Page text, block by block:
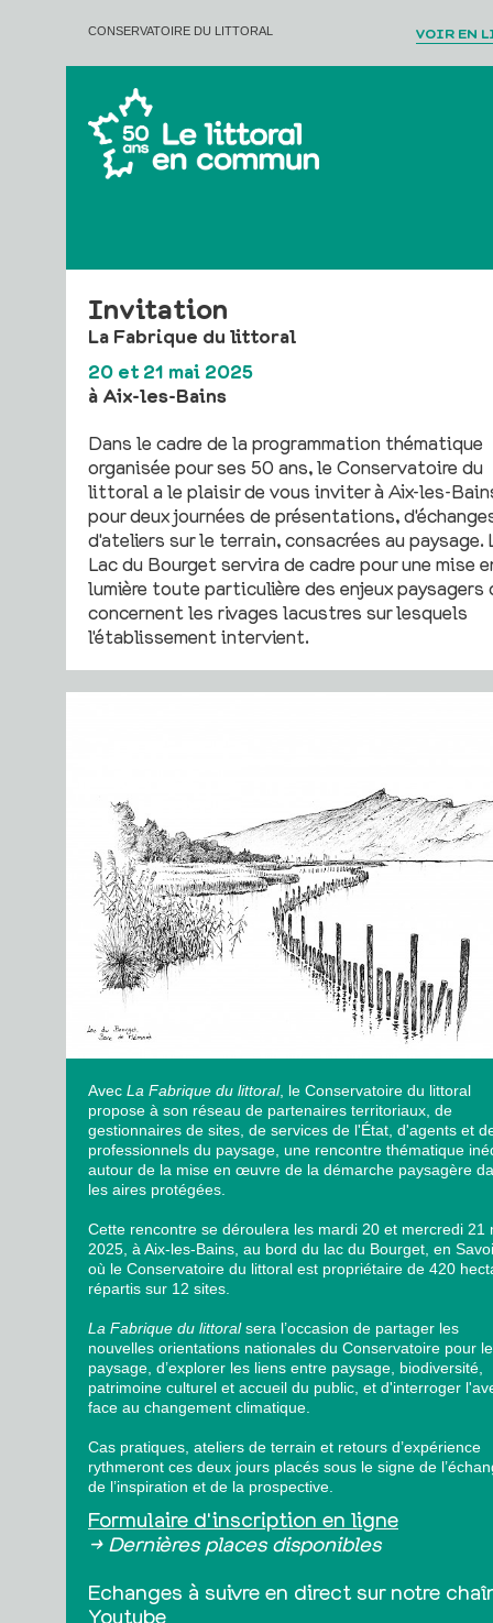
CONSERVATOIRE DU LITTORAL VOIR EN
Invitation
La Fabrique du littoral
20 et 21 mai 2025
à Aix-les-Bains
Dans le cadre de la programmation thématique
organisée pour ses 50 ans, le Conservatoire du
littoral a le plaisir de vous inviter à Aix-les-
pour deux journées de présentations,
d'ateliers sur le terrain, consacrées au paysage.
Lac du Bourget servira de cadre pour une mise
lumière toute particulière des enjeux paysagers
concernent les rivages lacustres sur lesquels
l'établissement intervient.
Avec La Fabrique du littoral, le Conservatoire du littoral
propose à son réseau de partenaires territoriaux, de
gestionnaires de sites, de services de l'État, d'agents et
professionnels du paysage, une rencontre thématique
autour de la mise en œuvre de la démarche paysagère
les aires protégées.
Cette rencontre se déroulera les mardi 20 et mercredi 21
2025, à Aix-les-Bains, au bord du lac du Bourget, en
où le Conservatoire du littoral est propriétaire de 420
répartis sur 12 sites.
La Fabrique du littoralsera l’occasion de partager les
nouvelles orientations nationales du Conservatoire pour le
paysage, d’explorer les liens entre paysage, biodiversité,
patrimoine culturel et accueil du public, et d'interroger
face au changement climatique.
Cas pratiques, ateliers de terrain et retours d’expérience
rythmeront ces deux jours placés sous le signe de
de l’inspiration et de la prospective.
Formulaire d'inscription en ligne
→ Dernières places disponibles
Echanges à suivre en direct sur notre
Youtube